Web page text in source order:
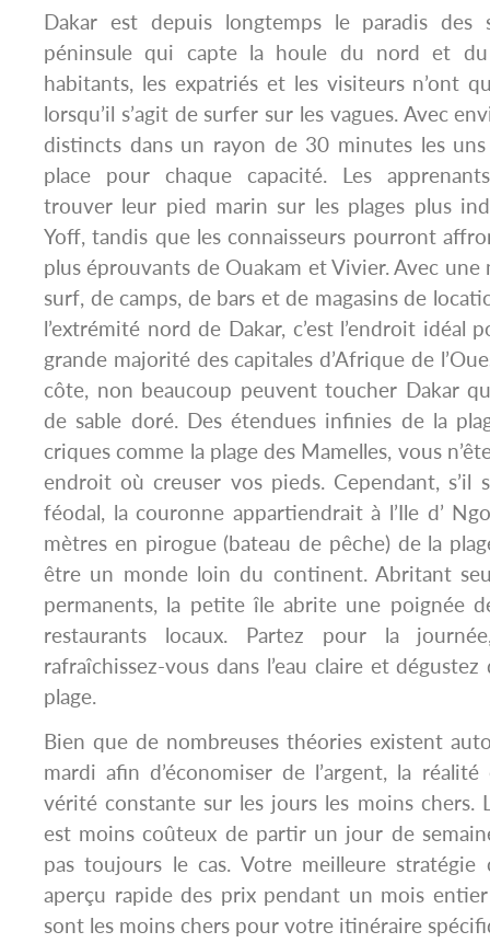
Dakar est depuis longtemps le paradis des
péninsule qui capte la houle du nord et
habitants, les expatriés et les visiteurs n’ont
lorsqu’il s’agit de surfer sur les vagues. Avec
distincts dans un rayon de 30 minutes les
place pour chaque capacité. Les
trouver leur pied marin sur les plages plus
Yoff, tandis que les connaisseurs pourront
plus éprouvants de Ouakam et Vivier. Avec une
surf, de camps, de bars et de magasins de
l’extrémité nord de Dakar, c’est l’endroit idéal
grande majorité des capitales d’Afrique de
côte, non beaucoup peuvent toucher Dakar
de sable doré. Des étendues infinies de la
criques comme la plage des Mamelles, vous
endroit où creuser vos pieds. Cependant, s’il
féodal, la couronne appartiendrait à l’Ile d’
mètres en pirogue (bateau de pêche) de la
être un monde loin du continent. Abritant
permanents, la petite île abrite une poignée
restaurants locaux. Partez pour la
rafraîchissez-vous dans l’eau claire et
plage.
Bien que de nombreuses théories existent
mardi afin d’économiser de l’argent, la
vérité constante sur les jours les moins chers.
est moins coûteux de partir un jour de
pas toujours le cas. Votre meilleure
aperçu rapide des prix pendant un mois
sont les moins chers pour votre itinéraire